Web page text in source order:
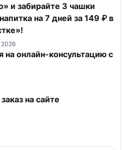
и забирайте 3 чашки
на 7 дней за 149 ₽ в
2026
на онлайн-консультацию с
на сайте